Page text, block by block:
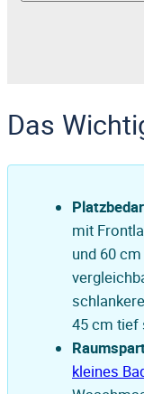
Das
mit
und 60
45 cm tief
kleines